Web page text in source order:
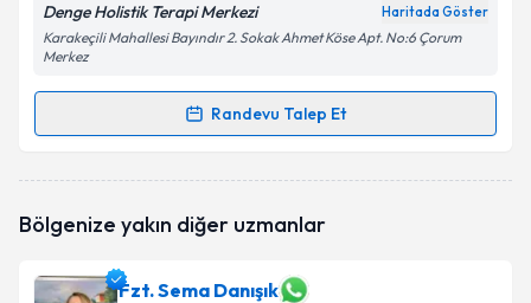
Kişisel verilerimin işlenmesine ilişkin
Aydınlatma
Metni'ni okudum ve kişisel verilerimin belirtilen
Takvim Talebini Gönder
Denge Holistik Terapi Merkezi Haritada Göster
Karakeçili Mahallesi Bayındır 2. Sokak Ahmet Köse Apt. No:6 Çorum
Merkez
Randevu Talep Et
Randevu Takvimi Talebi
oluşturun. Size bu uzmandan randevu almanız için bir
E-posta Adresiniz
Bölgenize yakın diğer uzmanlar
Fzt. Sema Danışık